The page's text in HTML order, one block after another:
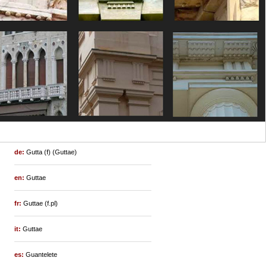
de:Gutta (f) (Guttae)
en:Guttae
fr:Guttae (f.pl)
it:Guttae
es:Guantelete